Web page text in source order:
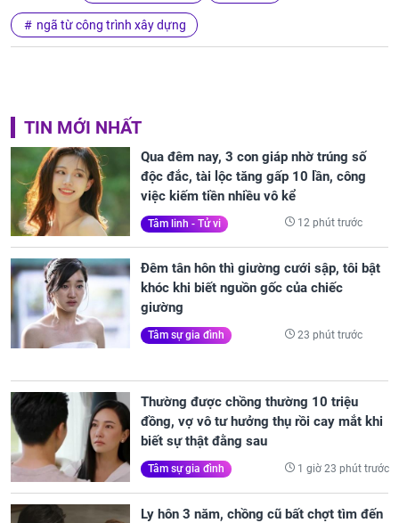
ngã từ công trình xây dựng
TIN MỚI NHẤT
Qua đêm nay, 3 con giáp nhờ trúng số
độc đắc, tài lộc tăng gấp 10 lần, công
việc kiếm tiền nhiều vô kể
Tâm linh - Tử vi 12 phút trước
Đêm tân hôn thì giường cưới sập, tôi bật
khóc khi biết nguồn gốc của chiếc
giường
Tâm sự gia đình 23 phút trước
Thường được chồng thường 10 triệu
đồng, vợ vô tư hưởng thụ rồi cay mắt khi
biết sự thật đằng sau
Tâm sự gia đình 1 giờ 23 phút trước
Ly hôn 3 năm, chồng cũ bất chợt tìm đến